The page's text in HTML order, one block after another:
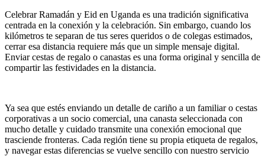
Celebrar Ramadán y Eid en Uganda es una tradición significativa
centrada en la conexión y la celebración. Sin embargo, cuando los
kilómetros te separan de tus seres queridos o de colegas estimados,
cerrar esa distancia requiere más que un simple mensaje digital.
Enviar cestas de regalo o canastas es una forma original y sencilla de
compartir las festividades en la distancia.
Ya sea que estés enviando un detalle de cariño a un familiar o cestas
corporativas a un socio comercial, una canasta seleccionada con
mucho detalle y cuidado transmite una conexión emocional que
trasciende fronteras. Cada región tiene su propia etiqueta de regalos,
y navegar estas diferencias se vuelve sencillo con nuestro servicio